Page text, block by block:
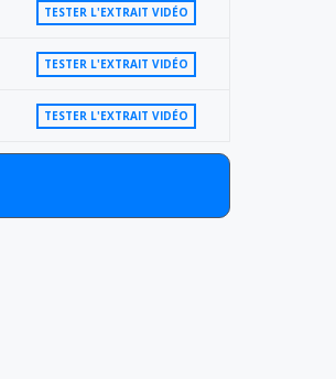
TESTER L'EXTRAIT VIDÉO
TESTER L'EXTRAIT VIDÉO
TESTER L'EXTRAIT VIDÉO